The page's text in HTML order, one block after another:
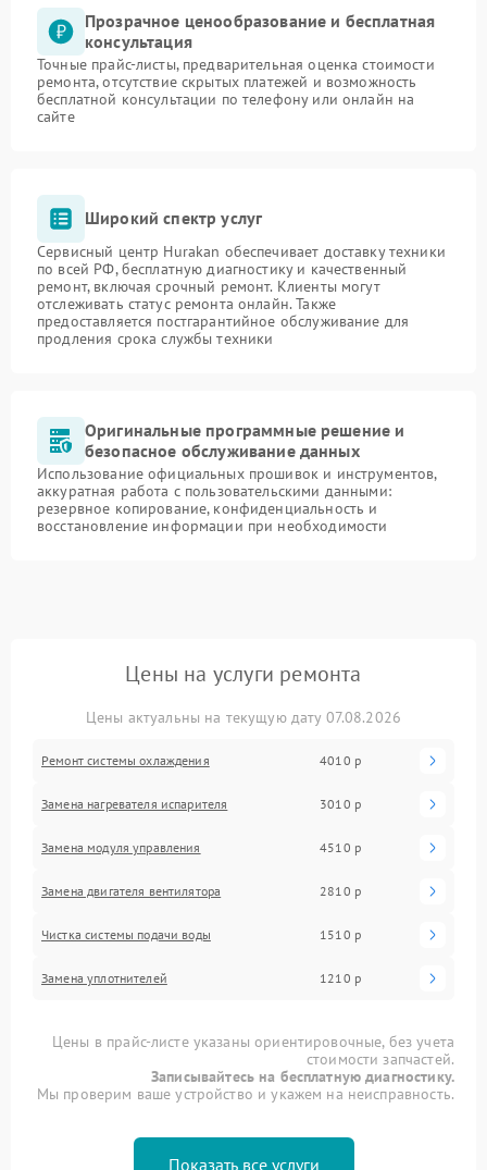
Прозрачное ценообразование и бесплатная
консультация
Точные прайс-листы, предварительная оценка стоимости
ремонта, отсутствие скрытых платежей и возможность
бесплатной консультации по телефону или онлайн на
сайте
Широкий спектр услуг
Сервисный центр Hurakan обеспечивает доставку техники
по всей РФ, бесплатную диагностику и качественный
ремонт, включая срочный ремонт. Клиенты могут
отслеживать статус ремонта онлайн. Также
предоставляется постгарантийное обслуживание для
продления срока службы техники
Оригинальные программные решение и
безопасное обслуживание данных
Использование официальных прошивок и инструментов,
аккуратная работа с пользовательскими данными:
резервное копирование, конфиденциальность и
восстановление информации при необходимости
Цены на услуги ремонта
Цены актуальны на текущую дату 07.08.2026
Ремонт системы охлаждения 4010 р
Замена нагревателя испарителя 3010 р
Замена модуля управления 4510 р
Замена двигателя вентилятора 2810 р
Чистка системы подачи воды 1510 р
Замена уплотнителей 1210 р
Цены в прайс-листе указаны ориентировочные, без учета
стоимости запчастей.
Записывайтесь на бесплатную диагностику.
Мы проверим ваше устройство и укажем на неисправность.
Показать все услуги